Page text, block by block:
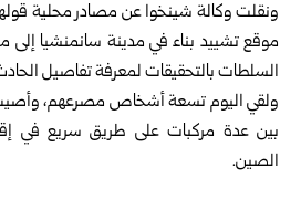
ونقلت وكالة شينخوا عن مصادر محلية
السلطات بالتحقيقات لمعرفة تفاصيل
ولقي اليوم تسعة أشخاص مصرعهم،
بين عدة مركبات على طريق سريع في
الصين.